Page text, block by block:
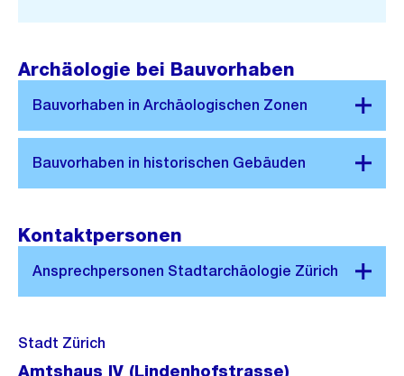
Archäologie bei Bauvorhaben
Kontaktpersonen
Stadt Zürich
Amtshaus IV (Lindenhofstrasse)